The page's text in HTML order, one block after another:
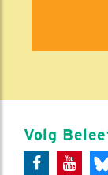
Volg